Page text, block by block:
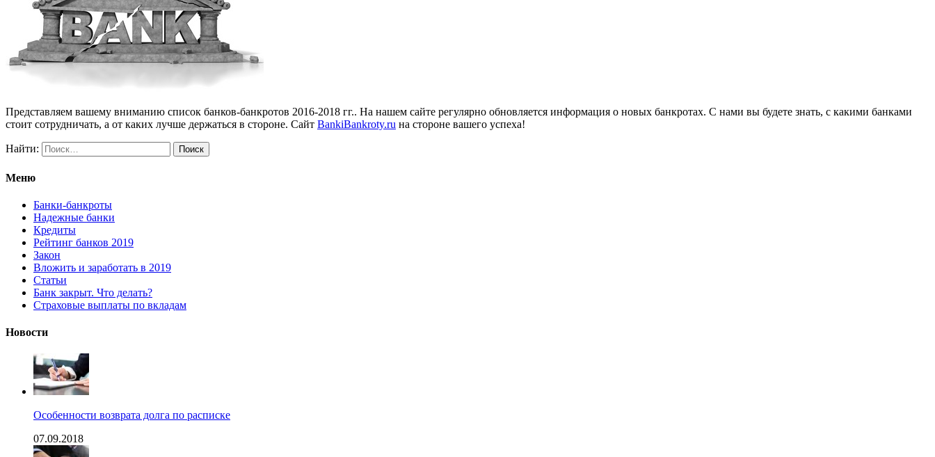
Представляем вашему вниманию список банков-банкротов 2016-2018 гг.. На нашем сайте регулярно обновляется информация о новых банкротах. С нами вы будете знать, с какими банками
стоит сотрудничать, а от каких лучше держаться в стороне. Сайт BankiBankroty.ru на стороне вашего успеха!
Найти:
Меню
Банки-банкроты
Надежные банки
Кредиты
Рейтинг банков 2019
Закон
Вложить и заработать в 2019
Статьи
Банк закрыт. Что делать?
Страховые выплаты по вкладам
Новости
Особенности возврата долга по расписке
07.09.2018